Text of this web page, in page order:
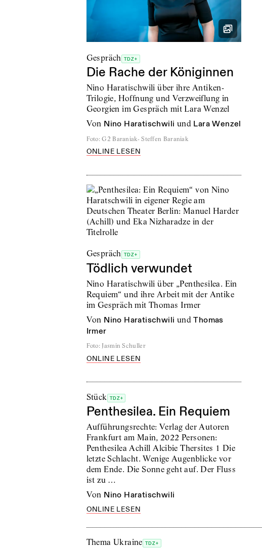
Gespräch TDZ+
Die Rache der Königinnen
Nino Haratischwili über ihre Antiken-
Trilogie, Hoffnung und Verzweiflung in
Georgien im Gespräch mit Lara Wenzel
von Nino Haratischwili und Lara Wenzel
Foto: G2 Baraniak- Steffen Baraniak
ONLINE LESEN
Gespräch TDZ+
Tödlich verwundet
Nino Haratischwili über „Penthesilea. Ein
Requiem“ und ihre Arbeit mit der Antike
im Gespräch mit Thomas Irmer
von Nino Haratischwili und Thomas
Irmer
Foto: Jasmin Schuller
ONLINE LESEN
Stück TDZ+
Penthesilea. Ein Requiem
Aufführungsrechte: Verlag der Autoren
Frankfurt am Main, 2022 Personen:
Penthesilea Achill Alcibie Thersites 1 Die
letzte Schlacht. Wenige Augenblicke vor
dem Ende. Die Sonne geht auf. Der Fluss
ist zu …
von Nino Haratischwili
ONLINE LESEN
Thema Ukraine TDZ+